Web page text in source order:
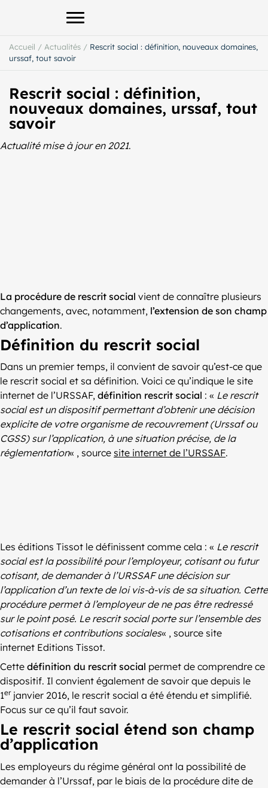
Afficher le menu principal
Accueil / Actualités / Rescrit social : définition, nouveaux domaines,
urssaf, tout savoir
Rescrit social : définition,
nouveaux domaines, urssaf, tout
savoir
Actualité mise à jour en 2021.
La procédure de rescrit social vient de connaître plusieurs
changements, avec, notamment, l’extension de son champ
d’application.
Définition du rescrit social
Dans un premier temps, il convient de savoir qu’est-ce que
le rescrit social et sa définition. Voici ce qu’indique le site
internet de l’URSSAF, définition rescrit social : « Le rescrit
social est un dispositif permettant d’obtenir une décision
explicite de votre organisme de recouvrement (Urssaf ou
CGSS) sur l’application, à une situation précise, de la
réglementation« , source site internet de l’URSSAF.
Les éditions Tissot le définissent comme cela : « Le rescrit
social est la possibilité pour l’employeur, cotisant ou futur
cotisant, de demander à l’URSSAF une décision sur
l’application d’un texte de loi vis-à-vis de sa situation. Cette
procédure permet à l’employeur de ne pas être redressé
sur le point posé. Le rescrit social porte sur l’ensemble des
cotisations et contributions sociales« , source site
internet Editions Tissot.
Cette définition du rescrit social permet de comprendre ce
dispositif. Il convient également de savoir que depuis le
1erjanvier 2016, le rescrit social a été étendu et simplifié.
Focus sur ce qu’il faut savoir.
Le rescrit social étend son champ
d’application
Les employeurs du régime général ont la possibilité de
demander à l’Urssaf, par le biais de la procédure dite de